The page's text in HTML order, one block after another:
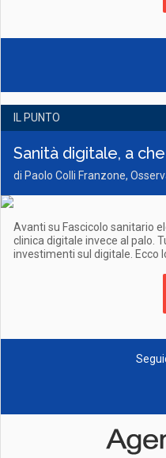
IL PUNTO
Sanità digitale, a
di Paolo Colli Franzone,
Avanti su Fascicolo sanitario
clinica digitale invece al palo.
investimenti sul digitale. Ecco